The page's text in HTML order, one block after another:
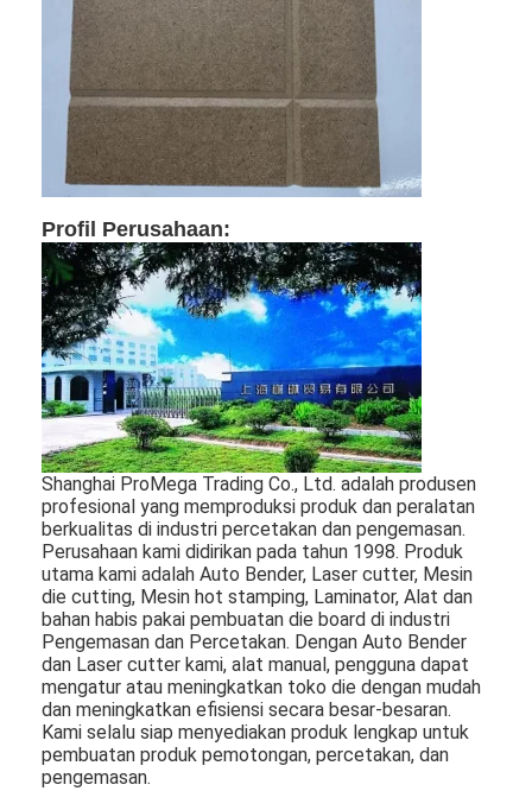
Tentang kami
Tur Pabrik
Kontrol kualitas
Hubungi kami
Berita
Kasus
Laser cutting mesin
Memotong baja aturan
Die Cutting Consumables
mati peralatan pemotongan
Mesin Auto Bender
mesin laminating industri
Buku membuat mesin
Mesin Kemasan otomatis
Profil Perusahaan:
Shanghai ProMega Trading Co., Ltd. adalah produsen
profesional yang memproduksi produk dan peralatan
berkualitas di industri percetakan dan pengemasan.
Perusahaan kami didirikan pada tahun 1998. Produk
utama kami adalah Auto Bender, Laser cutter, Mesin
die cutting, Mesin hot stamping, Laminator, Alat dan
bahan habis pakai pembuatan die board di industri
Pengemasan dan Percetakan. Dengan Auto Bender
dan Laser cutter kami, alat manual, pengguna dapat
mengatur atau meningkatkan toko die dengan mudah
dan meningkatkan efisiensi secara besar-besaran.
Kami selalu siap menyediakan produk lengkap untuk
pembuatan produk pemotongan, percetakan, dan
pengemasan.